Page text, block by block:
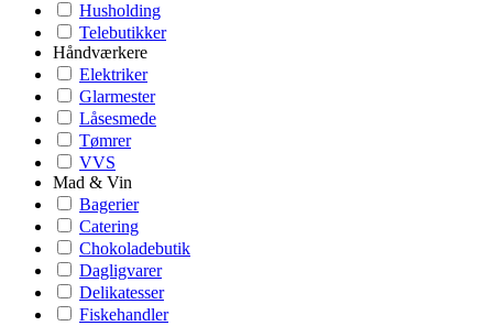
Husholding
Telebutikker
Håndværkere
Elektriker
Glarmester
Låsesmede
Tømrer
VVS
Mad & Vin
Bagerier
Catering
Chokoladebutik
Dagligvarer
Delikatesser
Fiskehandler